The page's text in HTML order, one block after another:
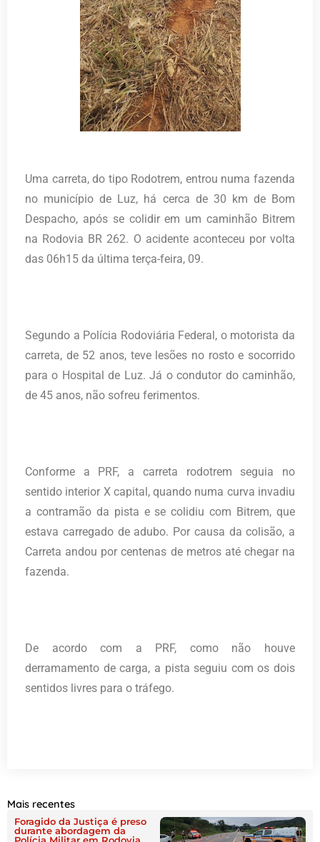
Uma carreta, do tipo Rodotrem, entrou numa fazenda
no município de Luz, há cerca de 30 km de Bom
Despacho, após se colidir em um caminhão Bitrem
na Rodovia BR 262. O acidente aconteceu por volta
das 06h15 da última terça-feira, 09.
Segundo a Polícia Rodoviária Federal, o motorista da
carreta, de 52 anos, teve lesões no rosto e socorrido
para o Hospital de Luz. Já o condutor do caminhão,
de 45 anos, não sofreu ferimentos.
Conforme a PRF, a carreta rodotrem seguia no
sentido interior X capital, quando numa curva invadiu
a contramão da pista e se colidiu com Bitrem, que
estava carregado de adubo. Por causa da colisão, a
Carreta andou por centenas de metros até chegar na
fazenda.
De acordo com a PRF, como não houve
derramamento de carga, a pista seguiu com os dois
sentidos livres para o tráfego.
Mais recentes
Foragido da Justiça é preso
durante abordagem da
Polícia Militar em Rodovia